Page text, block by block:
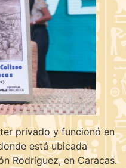
privado y funcionó en
está ubicada
Rodríguez, en Caracas.